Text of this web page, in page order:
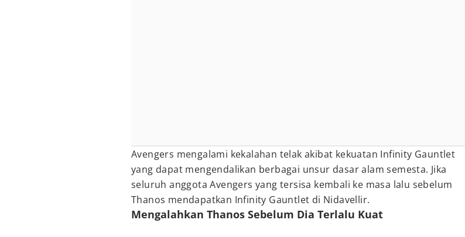
Avengers mengalami kekalahan telak akibat kekuatan Infinity Gauntlet
yang dapat mengendalikan berbagai unsur dasar alam semesta. Jika
seluruh anggota Avengers yang tersisa kembali ke masa lalu sebelum
Thanos mendapatkan Infinity Gauntlet di Nidavellir.
Mengalahkan Thanos Sebelum Dia Terlalu Kuat